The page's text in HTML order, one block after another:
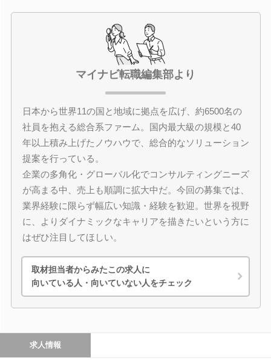
マイナビ転職編集部より
日本から世界11の国と地域に拠点を広げ、約6500名の
社員を抱える総合系ファーム。国内最大級の規模と40
年以上積み上げたノウハウで、総合的なソリューション
提案を行っている。
企業の多角化・グローバル化でコンサルティングニーズ
が高まる中、売上も順調に拡大中だ。今回の募集では、
業界経験に限らず幅広い知識・経験を歓迎。世界を視野
に、よりダイナミックなキャリアを描きたいという方に
はぜひ注目してほしい。
取材担当者からみたこの求人に
向いている人・向いていない人をチェック
求人情報